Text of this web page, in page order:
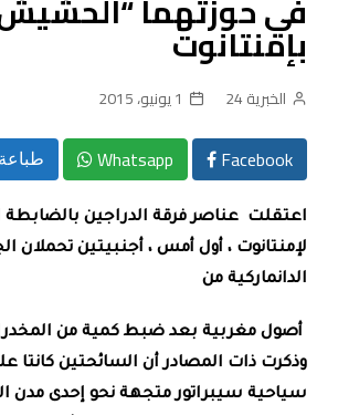
في حوزتهما
بإمنتانوت
الخبرية 24 1 يونيو، 2015
Facebook
Whatsapp طباعة
اعتقلت عناصر فرقة الدراجين بالضابطة
لإمنتانوت ، أول أمس ، أجنبيتين تحملان
الدانماركية من
أصول مغربية بعد ضبط كمية من
وذكرت ذات المصادر أن السائحتين كانتا
سياحية سيبراتور متجهة نحو إحدى مدن